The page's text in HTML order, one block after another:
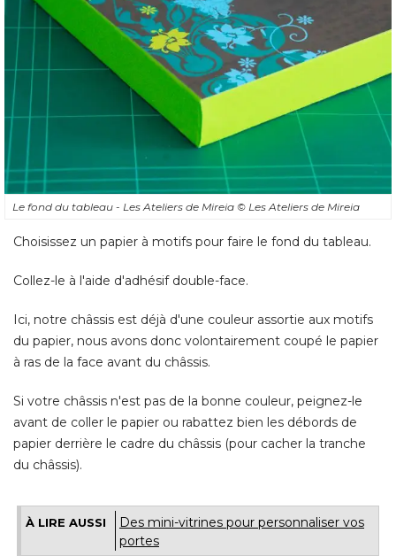
Le fond du tableau - Les Ateliers de Mireia © Les Ateliers de Mireia
Choisissez un papier à motifs pour faire le fond du tableau.
Collez-le à l'aide d'adhésif double-face.
Ici, notre châssis est déjà d'une couleur assortie aux motifs
à ras de la face avant du châssis.
Si votre châssis n'est pas de la bonne couleur, peignez-le
avant de coller le papier ou rabattez bien les débords de
papier derrière le cadre du châssis (pour cacher la tranche
À LIRE AUSSI
Des mini-vitrines pour personnaliser vos
Les fleurs spirales 1/3